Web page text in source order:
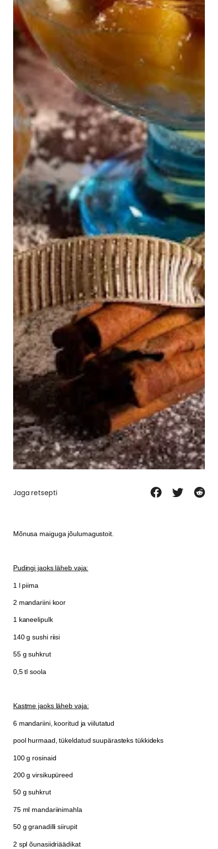
Jaga retsepti
Mõnusa maiguga jõulumagustoit.
Pudingi jaoks läheb vaja:
1 l piima
2 mandariini koor
1 kaneelipulk
140 g sushi riisi
55 g suhkrut
0,5 tl soola
Kastme jaoks läheb vaja:
6 mandariini, kooritud ja viilutatud
pool hurmaad, tükeldatud suupärasteks tükkideks
100 g rosinaid
200 g virsikupüreed
50 g suhkrut
75 ml mandariinimahla
50 g granadilli siirupit
2 spl õunasiidriäädikat